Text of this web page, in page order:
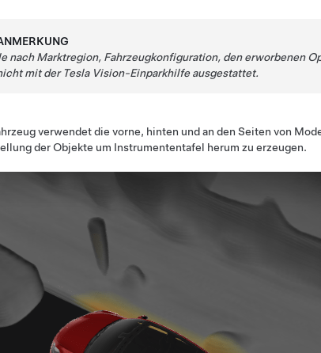
nach Marktregion, Fahrzeugkonfiguration, den erworbenen
mit der Tesla Vision-Einparkhilfe ausgestattet.
verwendet die vorne, hinten und an den Seiten von
der Objekte um Instrumententafel herum zu erzeugen.